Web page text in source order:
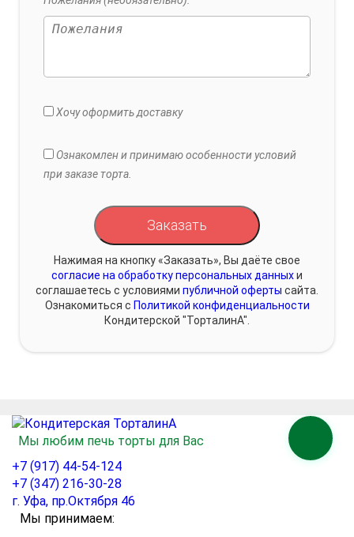
Хочу оформить доставку
Ознакомлен и принимаю особенности условий
при заказе торта.
Заказать
Нажимая на кнопку «Заказать», Вы даёте свое
согласие на обработку персональных данныхи
соглашаетесь с условиями публичной оферты сайта.
Ознакомиться с Политикой конфиденциальности
Кондитерской "ТорталинА".
Мы любим печь торты для Вас
+7 (917) 44-54-124
+7 (347) 216-30-28
г. Уфа, пр.Октября 46
Мы принимаем: